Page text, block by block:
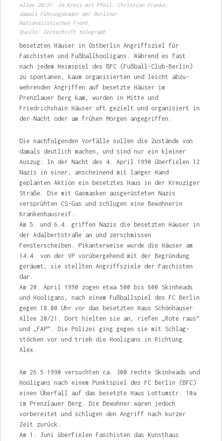
Allee 20/21. Im Kreis mit Pfeil: Christian Franke;
damals Führungskader der Berliner
Nationalistischen Front.
Quelle: Zeitschrift telegraph
besetzten Häuser in Ostberlin Angriffsziel für
Faschisten und Fußballhooligans. Während es fast
nach jedem Heimspiel des BFC (Fußball-Club-Berlin)
zu spontanen, kaum organisierten und leicht abzu­
wehrenden Angriffen auf besetzte Häuser im
Prenzlauer Berg kam, wurden in Mitte und
Friedrichshain Häuser oft gezielt und organi­siert in
der Nacht oder am frühen Morgen angegriffen.
Die nachfolgenden Vorfälle sollen die Zustände von
damals deutlich machen, und sind nur ein kleiner
Auszug: In der Nacht des 4. April 1990 überfielen 12
Nazis in einer, anschei­nend mit langer Hand
geplanten Aktion ein besetztes Haus in der Kreuziger
Straße. Die mit Gasmasken ausgerüsteten Nazis
versprühten CS-Gas und schlugen eine Bewohnerin
Krankenhausreif.
Am 5. und 6.4. griffen Nazis die besetz­ten Häuser in
der Adalbertstraße an und zer­schmissen
Fensterscheiben. Pikanterweise wurde die Häuser am
14.4. von der VP vorüber­gehend mit der Begründung
geräumt, sie stell­ten Angriffsziele der Faschisten
dar.
Am 20. April 1990 zogen etwa 500 bis 600 Skinheads
und Hooligans, nach einem Fußballspiel des FC Berlin
gegen 18.00 Uhr vor das besetzten Haus Schönhauser
Allee 20/21. Dort hielten sie an, riefen „Rote raus“
und „FAP“. Die Polizei ging gegen sie mit Schlag­
stöcken vor und trieb die Hooligans in Richtung
Alex.
Am 26.5.1990 versuchten ca. 300 rech­te Skinheads und
Hooligans nach einem Punkt­spiel des FC Berlin (BFC)
einen Überfall auf das besetzte Haus Lottumstr. 10a
im Prenzlauer Berg. Die Bewohner waren jedoch
vorbereitet und schlugen den Angriff nach kurzer
Zeit zurück.
Am 1. Juni überfielen Faschisten das Kunsthaus